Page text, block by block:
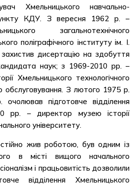
Хмельницького навчально-
КДУ. З вересня 1962 р. –
загальнотехнічного
поліграфічного інституту ім. І.
дисертацію на здобуття
наук; з 1969-2010 рр. –
Хмельницького технологічного
обслуговування. З лютого 1975 р.
підготовче відділення
рр. – директор музею історії
університету.
жив роботою, був одним із
в місті вищого начального
і працьовитість дозволили
відділення Хмельницького